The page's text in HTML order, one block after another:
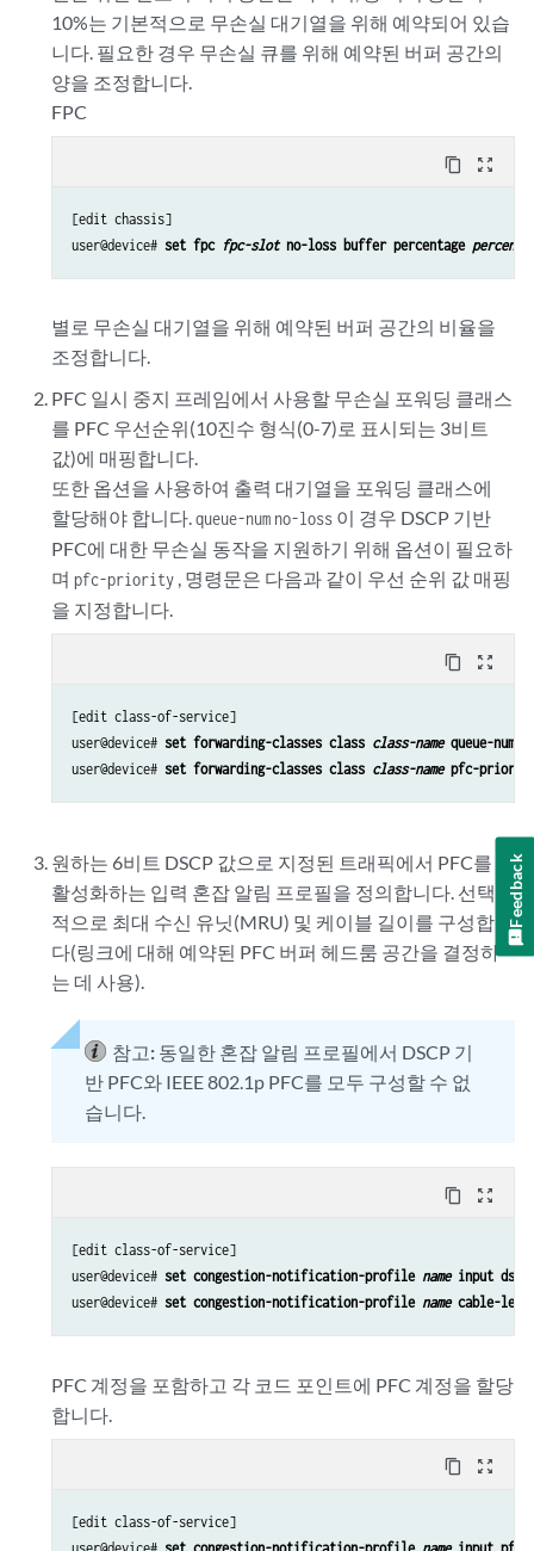
10%는 기본적으로 무손실 대기열을 위해 예약되어 있습
니다. 필요한 경우 무손실 큐를 위해 예약된 버퍼 공간의
양을 조정합니다.
FPC
content_copy zoom_out_map
[edit chassis]
user@device# set fpc fpc-slot no-loss buffer percentage percent
별로 무손실 대기열을 위해 예약된 버퍼 공간의 비율을
조정합니다.
PFC 일시 중지 프레임에서 사용할 무손실 포워딩 클래스
를 PFC 우선순위(10진수 형식(0-7)로 표시되는 3비트
값)에 매핑합니다.
또한 옵션을 사용하여 출력 대기열을 포워딩 클래스에
할당해야 합니다.queue-num no-loss 이 경우 DSCP 기반
PFC에 대한 무손실 동작을 지원하기 위해 옵션이 필요하
며pfc-priority , 명령문은 다음과 같이 우선 순위 값 매핑
을 지정합니다.
content_copy zoom_out_map
[edit class-of-service]
user@device# set forwarding-classes class class-name queue-num
user@device# set forwarding-classes class class-name pfc-
원하는 6비트 DSCP 값으로 지정된 트래픽에서 PFC를
활성화하는 입력 혼잡 알림 프로필을 정의합니다. 선택
적으로 최대 수신 유닛(MRU) 및 케이블 길이를 구성합니
다(링크에 대해 예약된 PFC 버퍼 헤드룸 공간을 결정하
는 데 사용).
참고: 동일한 혼잡 알림 프로필에서 DSCP 기
반 PFC와 IEEE 802.1p PFC를 모두 구성할 수 없
습니다.
content_copy zoom_out_map
[edit class-of-service]
user@device# set congestion-notification-profile name input
user@device# set congestion-notification-profile name cable-
PFC 계정을 포함하고 각 코드 포인트에 PFC 계정을 할당
합니다.
content_copy zoom_out_map
[edit class-of-service]
user@device# set congestion-notification-profile name input pfc-
Feedback